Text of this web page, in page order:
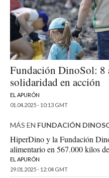
Fundación DinoSol: 8
solidaridad en acción
EL APURÓN
01.04.2025 - 10:13 GMT
MÁS EN FUNDACIÓN
HiperDino y la Fundación
alimentario en 567.000 kilos
EL APURÓN
29.01.2025 - 12:04 GMT